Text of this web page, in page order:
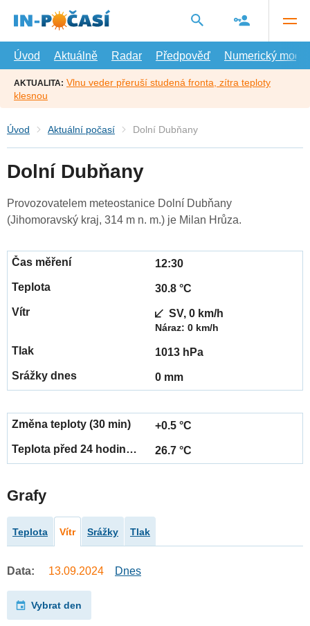
hlavní
Úvod
Aktuálně Radar Předpověď Numerický model
AKTUALITA: Vlnu veder přeruší studená fronta, zítra teploty
klesnou
Úvod Aktuální počasí Dolní Dubňany
Dolní Dubňany
Provozovatelem meteostanice Dolní Dubňany
(Jihomoravský kraj, 314 m n. m.) je Milan Hrůza.
12:30
30.8 °C
SV, 0 km/h
Náraz: 0 km/h
1013 hPa
0 mm
+0.5 °C
26.7 °C
Grafy
Teplota Vítr Srážky Tlak
Data: 13.09.2024 Dnes
Vybrat den